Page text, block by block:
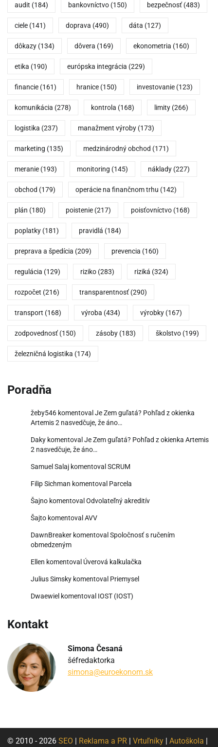
audit (184) bankovníctvo (150) bezpečnosť (483)
ciele (141) doprava (490) dáta (127)
dôkazy (134) dôvera (169) ekonometria (160)
etika (190) európska integrácia (229)
financie (161) hranice (150) investovanie (123)
komunikácia (278) kontrola (168) limity (266)
logistika (237) manažment výroby (173)
marketing (135) medzinárodný obchod (171)
meranie (193) monitoring (145) náklady (227)
obchod (179) operácie na finančnom trhu (142)
plán (180) poistenie (217) poisťovníctvo (168)
poplatky (181) pravidlá (184)
preprava a špedícia (209) prevencia (160)
regulácia (129) riziko (283) riziká (324)
rozpočet (216) transparentnosť (290)
transport (168) výroba (434) výrobky (167)
zodpovednosť (150) zásoby (183) školstvo (199)
železničná logistika (174)
Poradňa
žeby546 komentoval Je Zem guľatá? Pohľad z okienka
Artemis 2 nasvedčuje, že áno…
Daky komentoval Je Zem guľatá? Pohľad z okienka Artemis
2 nasvedčuje, že áno…
Samuel Salaj komentoval SCRUM
Filip Sichman komentoval Parcela
Šajno komentoval Odvolateľný akreditív
Šajto komentoval AVV
DawnBreaker komentoval Spoločnosť s ručením
obmedzeným
Ellen komentoval Úverová kalkulačka
Julius Simsky komentoval Priemysel
Dwaewiel komentoval IOST (IOST)
Kontakt
Simona Česaná
šéfredaktorka
simona@euroekonom.sk
© 2010 - 2026 SEO Reklama a PR Vrtuľníky Autoškola